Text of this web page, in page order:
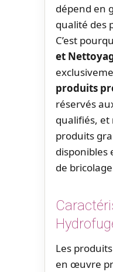
dépend en
qualité des
C’est
et
produits
réservés
qualifiés, et
produits
disponibles
de
Les
en œuvre